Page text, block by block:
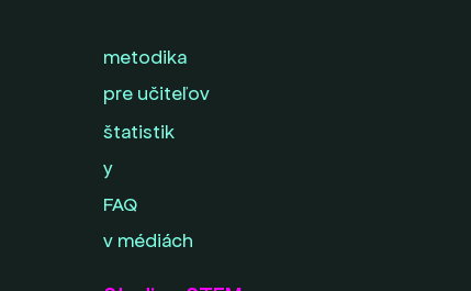
metodika
pre učiteľov
štatistik
y
FAQ
v médiách